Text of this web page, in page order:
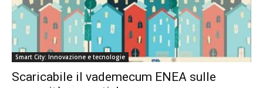
Smart City: Innovazione e tecnologie
Scaricabile il vademecum ENEA sulle